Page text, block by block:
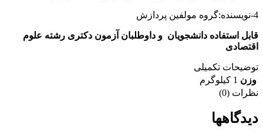
4-نویسنده:گروه مولفین پردازش
قابل استفاده دانشجویان و داوطلبان آزمون دکتری رشته علوم
اقتصادی
توضیحات تکمیلی
وزن 1 کیلوگرم
نظرات (0)
دیدگاهها